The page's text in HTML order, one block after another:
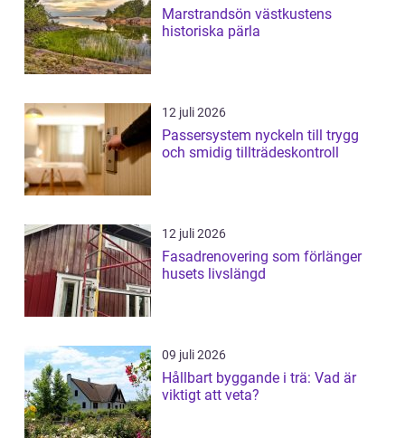
Marstrandsön västkustens
historiska pärla
12 juli 2026
Passersystem nyckeln till trygg
och smidig tillträdeskontroll
12 juli 2026
Fasadrenovering som förlänger
husets livslängd
09 juli 2026
Hållbart byggande i trä: Vad är
viktigt att veta?